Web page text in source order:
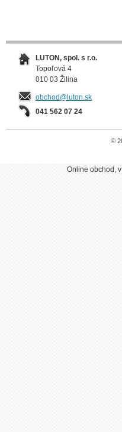
LUTON, spol. s r.o.
Topoľová 4
010 03 Žilina
obchod@luton.sk
041 562 07 24
©
Online obchod,